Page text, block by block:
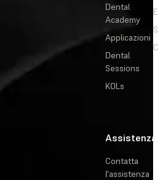
Dental
Academy
Applicazioni
Dental
Sessions
KOLs
Assistenza
Contatta
l'assistenza